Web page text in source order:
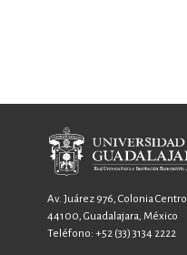
Av. Juárez 976, Colonia Centro
44100, Guadalajara, México
Teléfono: +52 (33) 3134 2222